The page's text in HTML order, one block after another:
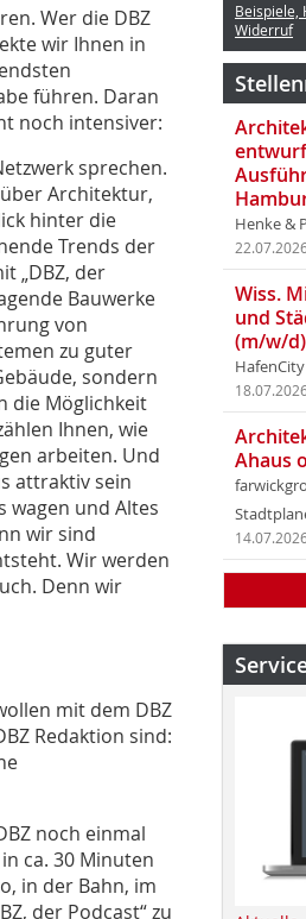
Wer die DBZ
wir Ihnen in
führen. Daran
noch intensiver:
sprechen.
Architektur,
hinter die
Trends der
„DBZ, der
Bauwerke
von
zu guter
sondern
die Möglichkeit
Ihnen, wie
arbeiten. Und
attraktiv sein
wagen und Altes
wir sind
Wir werden
Denn wir
mit dem DBZ
Redaktion sind:
noch einmal
ca. 30 Minuten
in der Bahn, im
der Podcast“ zu
Beispiele,
Widerruf
Henke &
Wiss.
und
(m/w/d)
Ahaus